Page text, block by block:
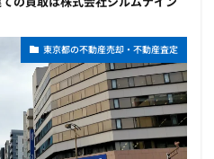
東京都の不動産売却・不動産査定